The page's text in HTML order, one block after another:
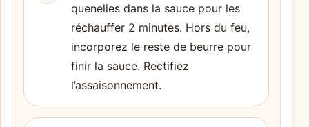
quenelles dans la sauce pour les
réchauffer 2 minutes. Hors du feu,
incorporez le reste de beurre pour
finir la sauce. Rectifiez
l’assaisonnement.